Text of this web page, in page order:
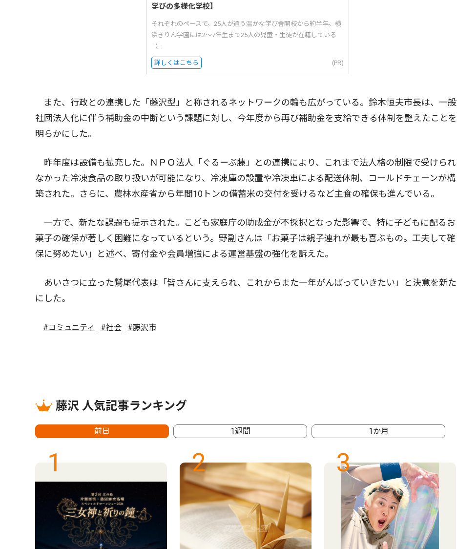
学びの多様化学校】
それぞれのペースで。25人が通う温かな学び舎開校から約半年。横
浜きりん学園には2〜7年生まで25人の児童・生徒が在籍している
（...
詳しくはこちら (PR)
また、行政との連携した「藤沢型」と称されるネットワークの輪も広がっている。鈴木恒夫市長は、一般
社団法人化に伴う補助金の中断という課題に対し、今年度から再び補助金を支給できる体制を整えたことを
明らかにした。
昨年度は設備も拡充した。ＮＰＯ法人「ぐるーぷ藤」との連携により、これまで法人格の制限で受けられ
なかった冷凍食品の取り扱いが可能になり、冷凍庫の設置や冷凍車による配送体制、コールドチェーンが構
築された。さらに、農林水産省から年間10トンの備蓄米の交付を受けるなど主食の確保も進んでいる。
一方で、新たな課題も提示された。こども家庭庁の助成金が不採択となった影響で、特に子どもに配るお
菓子の確保が著しく困難になっているという。野副さんは「お菓子は親子連れが最も喜ぶもの。工夫して確
保に努めたい」と述べ、寄付金や会員増強による運営基盤の強化を訴えた。
あいさつに立った鷲尾代表は「皆さんに支えられ、これからまた一年がんばっていきたい」と決意を新た
にした。
#コミュニティ #社会 #藤沢市
藤沢 人気記事ランキング
前日 1週間 1か月
1 2 3